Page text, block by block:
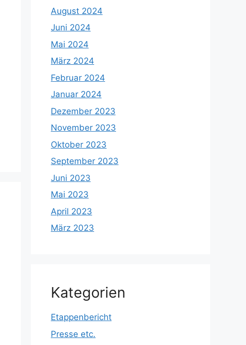
August 2024
Juni 2024
Mai 2024
März 2024
Februar 2024
Januar 2024
Dezember 2023
November 2023
Oktober 2023
September 2023
Juni 2023
Mai 2023
April 2023
März 2023
Kategorien
Etappenbericht
Presse etc.